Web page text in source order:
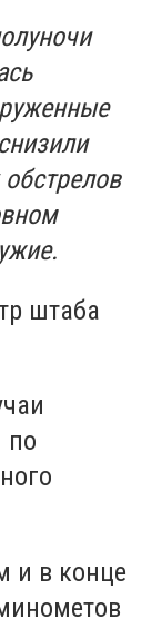
штаба
по
и в конце